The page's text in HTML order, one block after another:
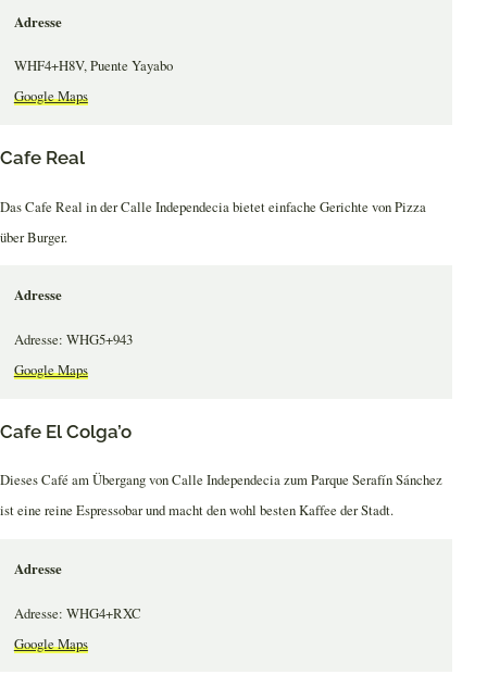
Adresse
WHF4+H8V, Puente Yayabo
Google Maps
Cafe Real
Das Cafe Real in der Calle Independecia bietet einfache Gerichte von Pizza
über Burger.
Adresse
Adresse: WHG5+943
Google Maps
Cafe El Colga’o
Dieses Café am Übergang von Calle Independecia zum Parque Serafín Sánchez
ist eine reine Espressobar und macht den wohl besten Kaffee der Stadt.
Adresse
Adresse: WHG4+RXC
Google Maps